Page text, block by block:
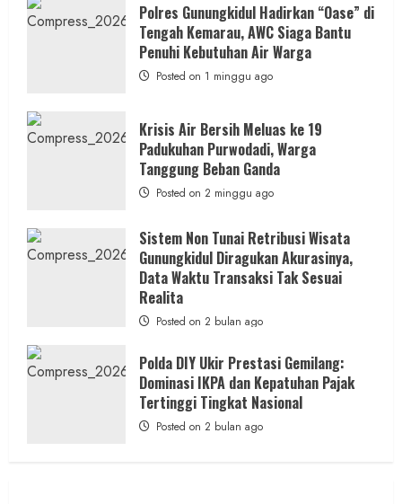
Penipuan
Masuk
RSUD
Wonosari
Seret
Oknum
Polres Gunungkidul Hadirkan “Oase” di
Tengah Kemarau, AWC Siaga Bantu
Penuhi Kebutuhan Air Warga
Posted on 1 minggu ago
Krisis Air Bersih Meluas ke 19
Padukuhan Purwodadi, Warga
Tanggung Beban Ganda
Posted on 2 minggu ago
Sistem Non Tunai Retribusi Wisata
Gunungkidul Diragukan Akurasinya,
Data Waktu Transaksi Tak Sesuai
Realita
Posted on 2 bulan ago
Polda DIY Ukir Prestasi Gemilang:
Dominasi IKPA dan Kepatuhan Pajak
Tertinggi Tingkat Nasional
Posted on 2 bulan ago